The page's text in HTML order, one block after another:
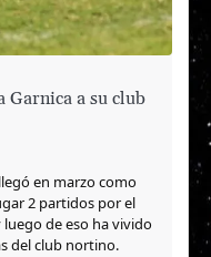
Garnica a su club
en marzo como
2 partidos por el
de eso ha vivido
del club nortino.